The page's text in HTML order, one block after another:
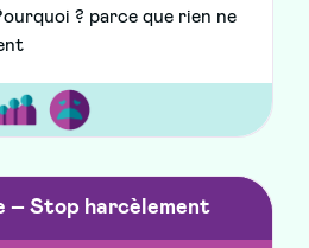
? parce que rien ne
– Stop harcèlement